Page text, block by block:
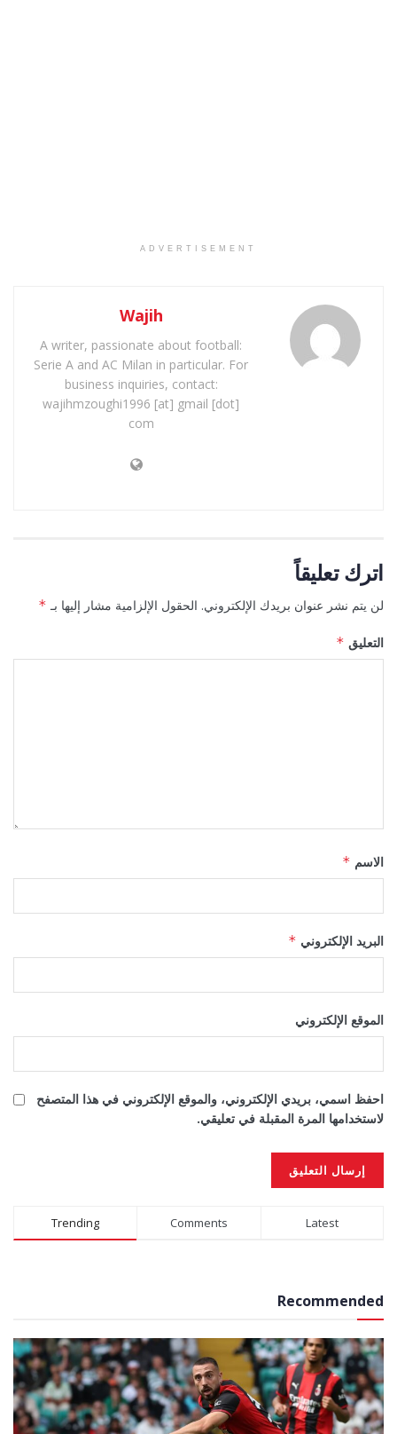
ADVERTISEMENT
Wajih
A writer, passionate about football:
Serie A and AC Milan in particular. For
business inquiries, contact:
wajihmzoughi1996 [at] gmail [dot]
com
اترك تعليقاً
لن يتم نشر عنوان بريدك الإلكتروني. الحقول الإلزامية مشار إليها بـ *
التعليق *
الاسم *
البريد الإلكتروني *
الموقع الإلكتروني
احفظ اسمي، بريدي الإلكتروني، والموقع الإلكتروني في هذا المتصفح
لاستخدامها المرة المقبلة في تعليقي.
Alternative:
Trending Comments Latest
Recommended